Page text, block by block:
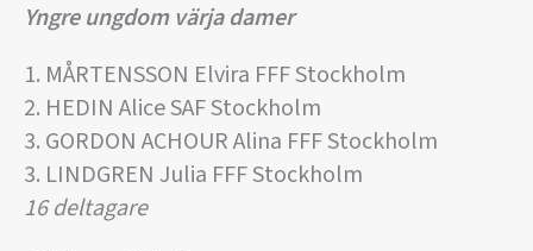
Yngre ungdom värja damer
1. MÅRTENSSON Elvira FFF Stockholm
2. HEDIN Alice SAF Stockholm
3. GORDON ACHOUR Alina FFF Stockholm
3. LINDGREN Julia FFF Stockholm
16 deltagare